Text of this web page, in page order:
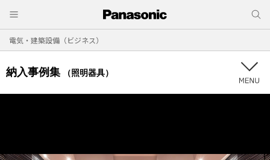
電気・建築設備（ビジネス）
納入事例集 （照明器具）